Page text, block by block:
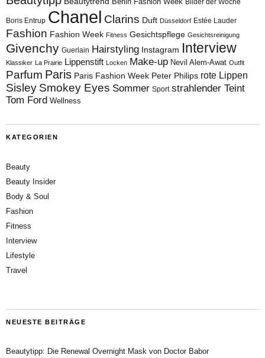
Bilder der Woche
Boris Entrup Chanel Clarins Duft Düsseldorf Estée Lauder
Fashion Fashion Week Fitness Gesichtspflege Gesichtsreinigung
Givenchy Guerlain Hairstyling Instagram Interview
Klassiker La Prairie Lippenstift Locken Make-up Nevil Alem-Awat Outfit
Parfum Paris Paris Fashion Week Peter Philips rote Lippen
Sisley Smokey Eyes Sommer Sport strahlender Teint
Tom Ford Wellness
KATEGORIEN
Beauty
Beauty Insider
Body & Soul
Fashion
Fitness
Interview
Lifestyle
Travel
NEUESTE BEITRÄGE
Beautytipp: Die Renewal Overnight Mask von Doctor Babor